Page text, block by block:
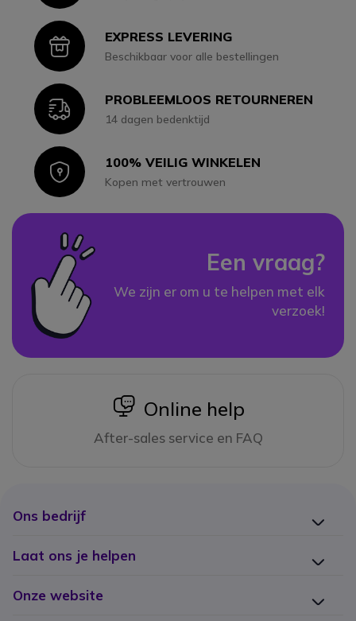
IconEXPRESS LEVERING
Beschikbaar voor alle bestellingen
IconPROBLEEMLOOS RETOURNEREN
14 dagen bedenktijd
Icon100% VEILIG WINKELEN
Kopen met vertrouwen
Een vraag?
We zijn er om u te helpen met elk
verzoek!
icon
Online help
After-sales service en FAQ
Ons bedrijf
Laat ons je helpen
Onze website